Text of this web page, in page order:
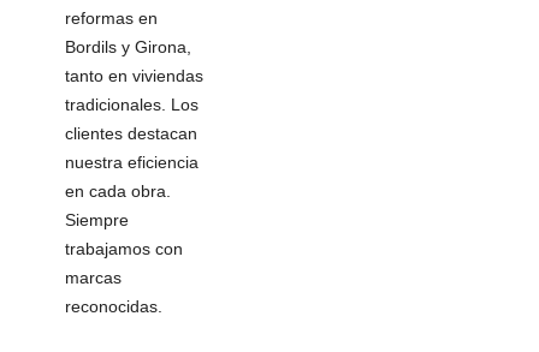
reformas en
Bordils y Girona,
tanto en viviendas
tradicionales. Los
clientes destacan
nuestra eficiencia
en cada obra.
Siempre
trabajamos con
marcas
reconocidas.